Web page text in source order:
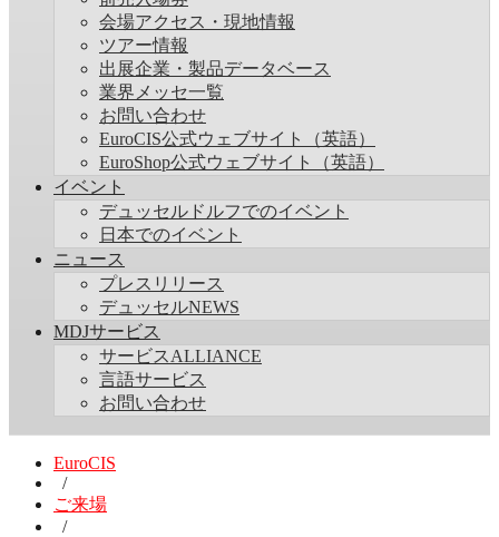
会場アクセス・現地情報
ツアー情報
出展企業・製品データベース
業界メッセ一覧
お問い合わせ
EuroCIS公式ウェブサイト（英語）
EuroShop公式ウェブサイト（英語）
イベント
デュッセルドルフでのイベント
日本でのイベント
ニュース
プレスリリース
デュッセルNEWS
MDJサービス
サービスALLIANCE
言語サービス
お問い合わせ
EuroCIS
/
ご来場
/